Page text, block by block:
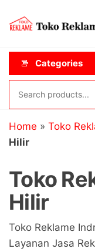
content
Categories
Home » Toko
Hilir
Toko
Hilir
Toko Reklame
Layanan Jasa